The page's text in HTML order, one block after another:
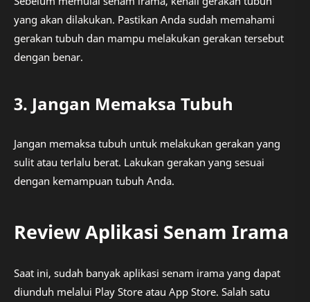
yang akan dilakukan. Pastikan Anda sudah memahami
gerakan tubuh dan mampu melakukan gerakan tersebut
dengan benar.
3. Jangan Memaksa Tubuh
Jangan memaksa tubuh untuk melakukan gerakan yang
sulit atau terlalu berat. Lakukan gerakan yang sesuai
dengan kemampuan tubuh Anda.
Review Aplikasi Senam Irama
Saat ini, sudah banyak aplikasi senam irama yang dapat
diunduh melalui Play Store atau App Store. Salah satu